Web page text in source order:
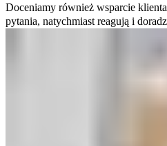
Doceniamy również wsparcie
pytania, natychmiast reagują i